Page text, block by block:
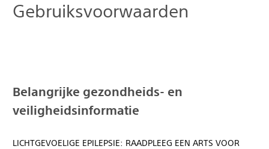
Gebruiksvoorwaarden
Belangrijke gezondheids- en
veiligheidsinformatie
LICHTGEVOELIGE EPILEPSIE: RAADPLEEG EEN ARTS VOOR